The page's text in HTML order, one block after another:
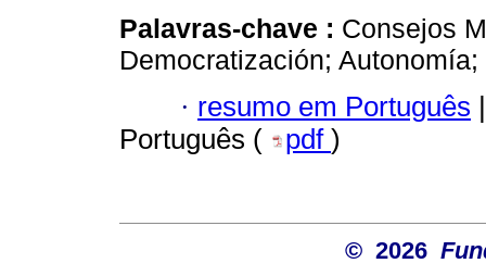
Palavras-chave : Consejos
Democratización;
· resumo em Português |
Português (
pdf )
© 2026